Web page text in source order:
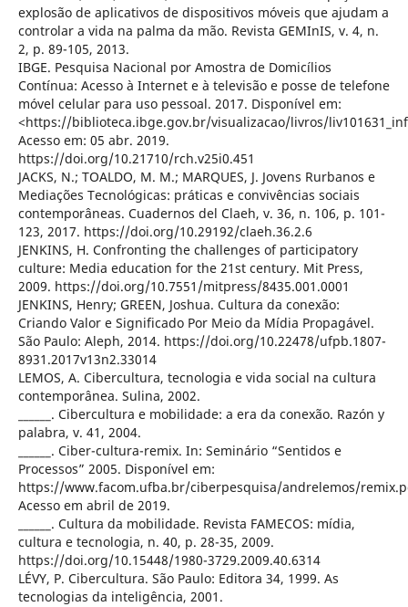
explosão de aplicativos de dispositivos móveis que ajudam a
controlar a vida na palma da mão. Revista GEMInIS, v. 4, n.
2, p. 89-105, 2013.
IBGE. Pesquisa Nacional por Amostra de Domicílios
Contínua: Acesso à Internet e à televisão e posse de telefone
móvel celular para uso pessoal. 2017. Disponível em:
<https://biblioteca.ibge.gov.br/visualizacao/livros/
Acesso em: 05 abr. 2019.
https://doi.org/10.21710/rch.v25i0.451
JACKS, N.; TOALDO, M. M.; MARQUES, J. Jovens Rurbanos e
Mediações Tecnológicas: práticas e convivências sociais
contemporâneas. Cuadernos del Claeh, v. 36, n. 106, p. 101-
123, 2017. https://doi.org/10.29192/claeh.36.2.6
JENKINS, H. Confronting the challenges of participatory
culture: Media education for the 21st century. Mit Press,
2009. https://doi.org/10.7551/mitpress/8435.001.0001
JENKINS, Henry; GREEN, Joshua. Cultura da conexão:
Criando Valor e Significado Por Meio da Mídia Propagável.
São Paulo: Aleph, 2014. https://doi.org/10.22478/ufpb.1807-
8931.2017v13n2.33014
LEMOS, A. Cibercultura, tecnologia e vida social na cultura
contemporânea. Sulina, 2002.
______. Cibercultura e mobilidade: a era da conexão. Razón y
palabra, v. 41, 2004.
______. Ciber-cultura-remix. In: Seminário “Sentidos e
Processos” 2005. Disponível em:
https://www.facom.ufba.br/ciberpesquisa/andrelemos/
Acesso em abril de 2019.
______. Cultura da mobilidade. Revista FAMECOS: mídia,
cultura e tecnologia, n. 40, p. 28-35, 2009.
https://doi.org/10.15448/1980-3729.2009.40.6314
LÉVY, P. Cibercultura. São Paulo: Editora 34, 1999. As
tecnologias da inteligência, 2001.